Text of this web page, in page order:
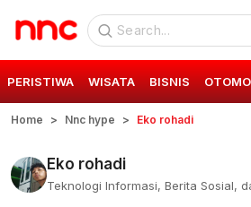
PERISTIWA WISATA BISNIS
Home Nnc hype Eko rohadi
Eko rohadi
Teknologi Informasi, Berita Sosial,